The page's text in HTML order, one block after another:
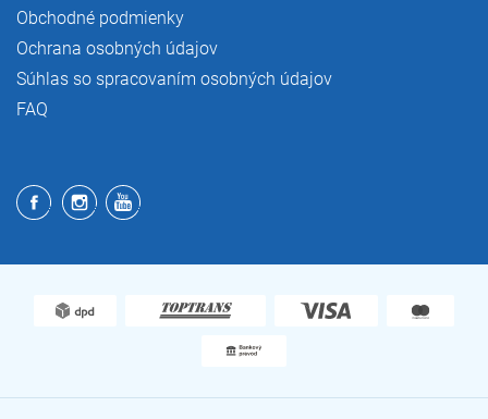
Obchodné podmienky
Ochrana osobných údajov
Súhlas so spracovaním osobných údajov
FAQ